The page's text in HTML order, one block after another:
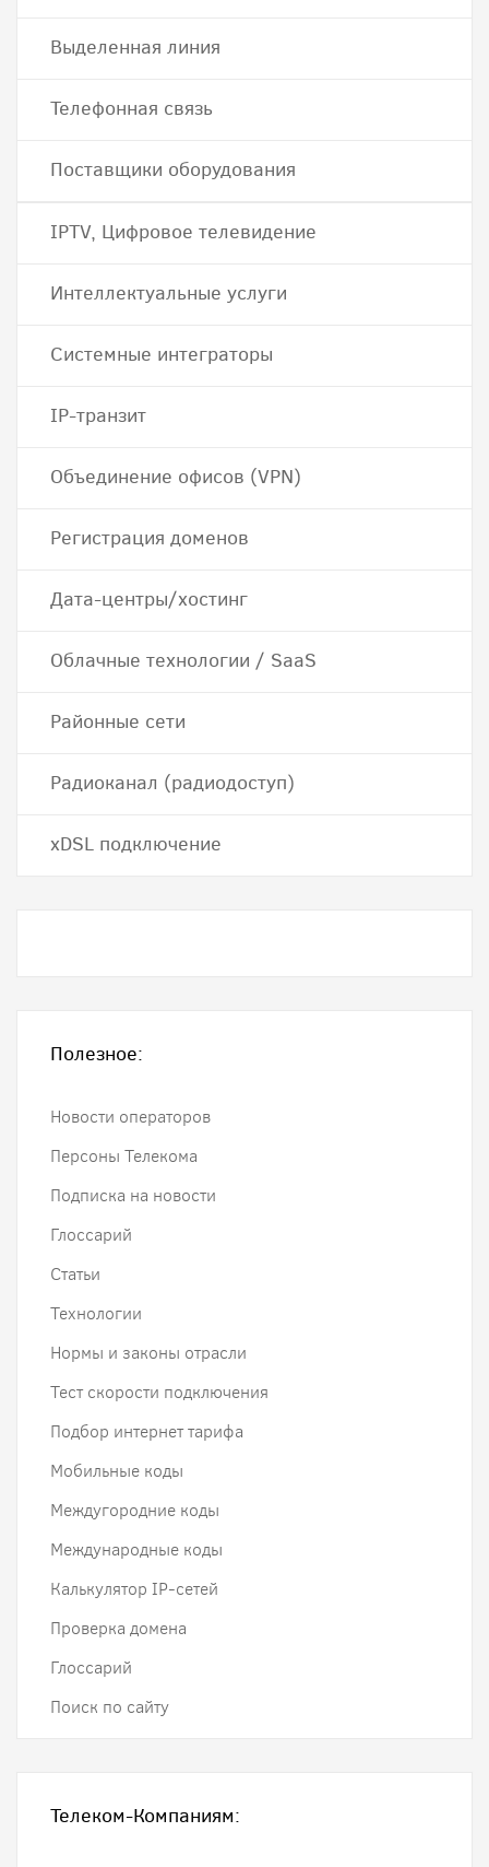
Выделенная линия
Телефонная связь
Поставщики оборудования
IPTV, Цифровое телевидение
Интеллектуальные услуги
Системные интеграторы
IP-транзит
Объединение офисов (VPN)
Регистрация доменов
Дата-центры/хостинг
Облачные технологии / SaaS
Районные сети
Радиоканал (радиодоступ)
хDSL подключение
Полезное:
Новости операторов
Персоны Телекома
Подписка на новости
Глоссарий
Статьи
Технологии
Нормы и законы отрасли
Тест скорости подключения
Подбор интернет тарифа
Мобильные коды
Междугородние коды
Международные коды
Калькулятор IP-сетей
Проверка домена
Глоссарий
Поиск по сайту
Телеком-Компаниям: